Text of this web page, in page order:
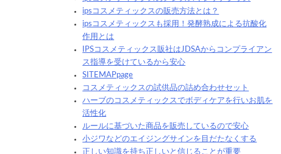
ipsコスメティックスの販売方法とは？
ipsコスメティックスも採用！発酵熟成による抗酸化
作用とは
IPSコスメティックス販社はJDSAからコンプライアン
ス指導を受けているから安心
SITEMAPpage
コスメティックスの試供品の詰め合わせセット
ハーブのコスメティックスでボディケアを行いお肌を
活性化
ルールに基づいた商品を販売しているので安心
小ジワなどのエイジングサインを目だたなくする
正しい知識を持ち正しいと信じることが重要